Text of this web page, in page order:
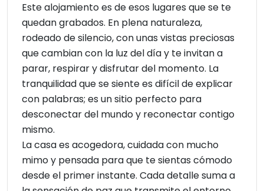
Este alojamiento es de esos lugares que se te
quedan grabados. En plena naturaleza,
rodeado de silencio, con unas vistas preciosas
que cambian con la luz del día y te invitan a
parar, respirar y disfrutar del momento. La
tranquilidad que se siente es difícil de explicar
con palabras; es un sitio perfecto para
desconectar del mundo y reconectar contigo
mismo.
La casa es acogedora, cuidada con mucho
mimo y pensada para que te sientas cómodo
desde el primer instante. Cada detalle suma a